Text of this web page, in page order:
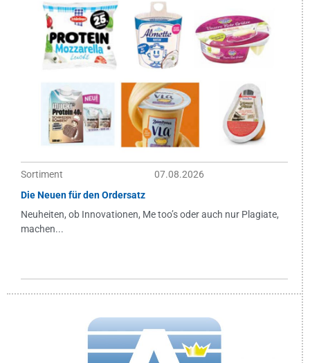
Sortiment
07.08.2026
Die Neuen für den Ordersatz
Neuheiten, ob Innovationen, Me too’s oder auch nur Plagiate,
machen...